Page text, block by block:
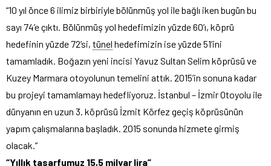
“10 yıl önce 6 ilimiz birbiriyle bölünmüş yol ile bağlı iken bugün bu
sayı 74’e çıktı. Bölünmüş yol hedefimizin yüzde 60’ı, köprü
hedefinin yüzde 72’si, tünel hedefimizin ise yüzde 51’ini
tamamladık. Boğazın yeni incisi Yavuz Sultan Selim köprüsü ve
Kuzey Marmara otoyolunun temelini attık. 2015’in sonuna kadar
bu projeyi tamamlamayı hedefliyoruz. İstanbul – İzmir Otoyolu ile
dünyanın en uzun 3. köprüsü İzmit Körfez geçiş köprüsünün
yapım çalışmalarına başladık. 2015 sonunda hizmete girmiş
olacak.”
“Yıllık tasarfumuz 15,5 milyar lira”